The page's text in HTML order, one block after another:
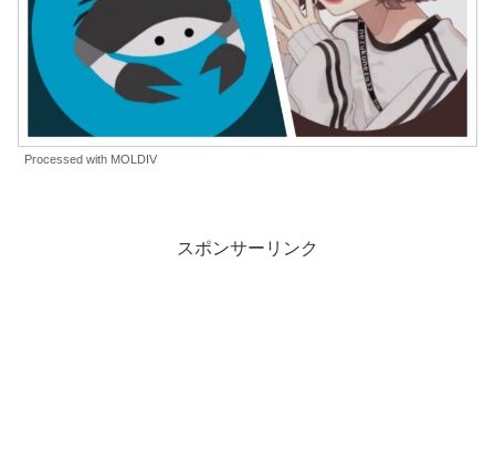
Processed with MOLDIV
スポンサーリンク